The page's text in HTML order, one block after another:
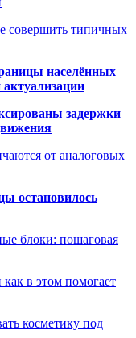
совершить типичных
населённых
задержки
от аналоговых
остановилось
блоки: пошаговая
в этом помогает
косметику под